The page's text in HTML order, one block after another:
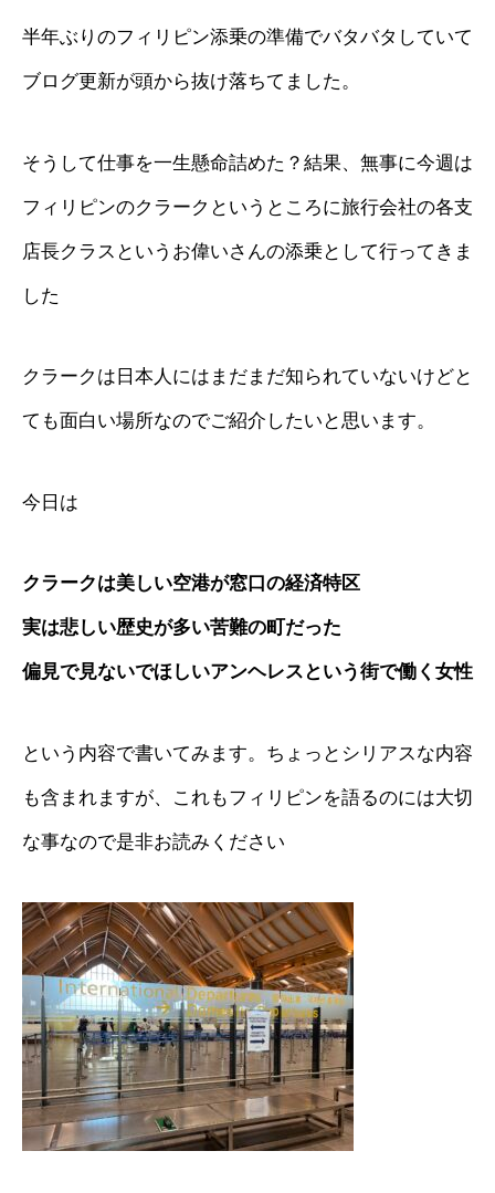
半年ぶりのフィリピン添乗の準備でバタバタしていて
ブログ更新が頭から抜け落ちてました。
そうして仕事を一生懸命詰めた？結果、無事に今週は
フィリピンのクラークというところに旅行会社の各支
店長クラスというお偉いさんの添乗として行ってきま
した
クラークは日本人にはまだまだ知られていないけどと
ても面白い場所なのでご紹介したいと思います。
今日は
クラークは美しい空港が窓口の経済特区
実は悲しい歴史が多い苦難の町だった
偏見で見ないでほしいアンヘレスという街で働く女性
という内容で書いてみます。ちょっとシリアスな内容
も含まれますが、これもフィリピンを語るのには大切
な事なので是非お読みください